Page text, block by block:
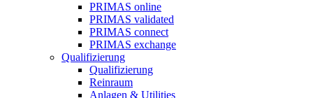
PRIMAS online
PRIMAS validated
PRIMAS connect
PRIMAS exchange
Qualifizierung
Qualifizierung
Reinraum
Anlagen & Utilities